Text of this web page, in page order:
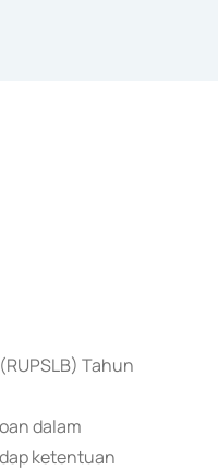
Tahun
dalam
ketentuan